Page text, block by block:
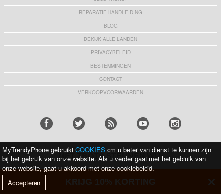
REPARATIE HANDLEIDING
BLOG
BEKIJK ALLE LANDEN
PRIVACYBELEID
BESTEMMINGEN
CONTACT
VERKOOPVOORWAARDEN
MET TROTS STEUNEN WIJ:
KRIJG 10% KORTING
MyTrendyPhone gebruikt COOKIES om u beter van dienst te kunnen zijn
bij het gebruik van onze website. Als u verder gaat met het gebruik van
onze website, gaat u akkoord met onze cookiebeleid.
Accepteren